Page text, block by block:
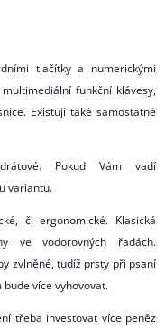
tlačítky a numerickými
funkční klávesy,
Existují také samostatné
Pokud Vám vadí
variantu.
či ergonomické. Klasická
ve vodorovných řadách.
zvlněné, tudíž prsty při psaní
bude více vyhovovat.
třeba investovat více peněz